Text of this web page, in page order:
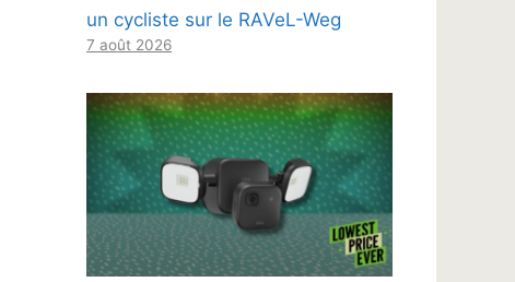
un cycliste sur le RAVeL-Weg
7 août 2026